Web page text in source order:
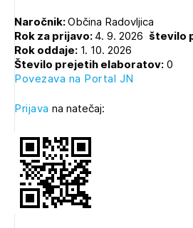
Naročnik:Občina Radovljica
Rok za prijavo:4. 9. 2026 število
Rok oddaje: 1. 10. 2026
Število prejetih elaboratov:0
Povezava na Portal JN
Prijava na natečaj: